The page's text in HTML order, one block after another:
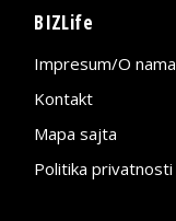
BIZLife
Impresum/O nama
Kontakt
Mapa sajta
Politika privatnosti